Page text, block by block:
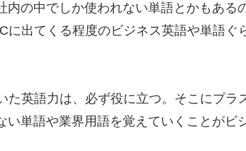
内の中でしか使われない単語とかもある
に出てくる程度のビジネス英語や単語ぐ
英語力は、必ず役に立つ。そこにプラ
い単語や業界用語を覚えていくことがビ